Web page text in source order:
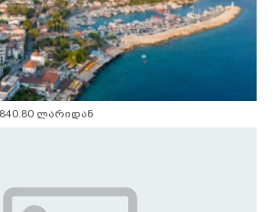
ლარიდან